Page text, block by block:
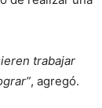
trabajar
, agregó.